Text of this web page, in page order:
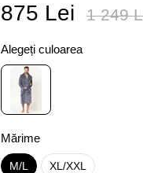
875 Lei 1 249
Alegeți culoarea
Mărime
M/L XL/XXL